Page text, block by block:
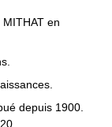
MITHAT en
depuis 1900.